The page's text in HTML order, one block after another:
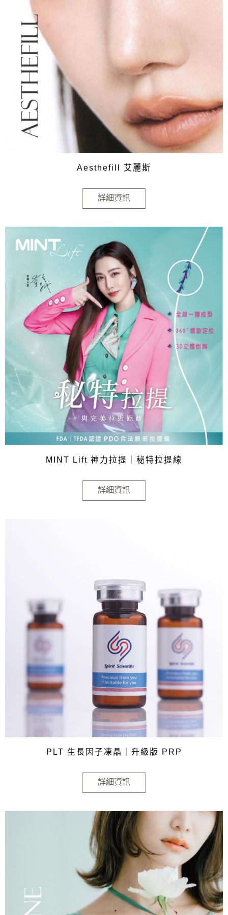
Aesthefill 艾麗斯
詳細資訊
MINT Lift 神力拉提｜秘特拉提線
詳細資訊
PLT 生長因子凍晶｜升級版 PRP
詳細資訊